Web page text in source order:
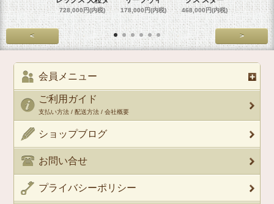
728,000円(内税) 178,000円(内税) 468,000円(内税) 458,000円
< >
会員メニュー
ご利用ガイド
支払い方法 / 配送方法 / 会社概要
ショップブログ
お問い合せ
プライバシーポリシー